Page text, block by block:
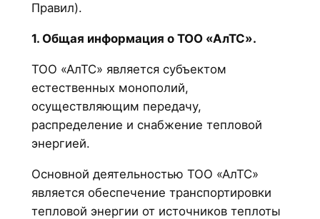
Правил).
1. Общая информация о ТОО «АлТС».
ТОО «АлТС» является субъектом
естественных монополий,
осуществляющим передачу,
распределение и снабжение тепловой
энергией.
Основной деятельностью ТОО «АлТС»
является обеспечение транспортировки
тепловой энергии от источников теплоты